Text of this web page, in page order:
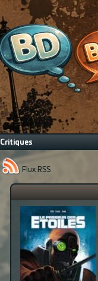
Critiques
Flux RSS